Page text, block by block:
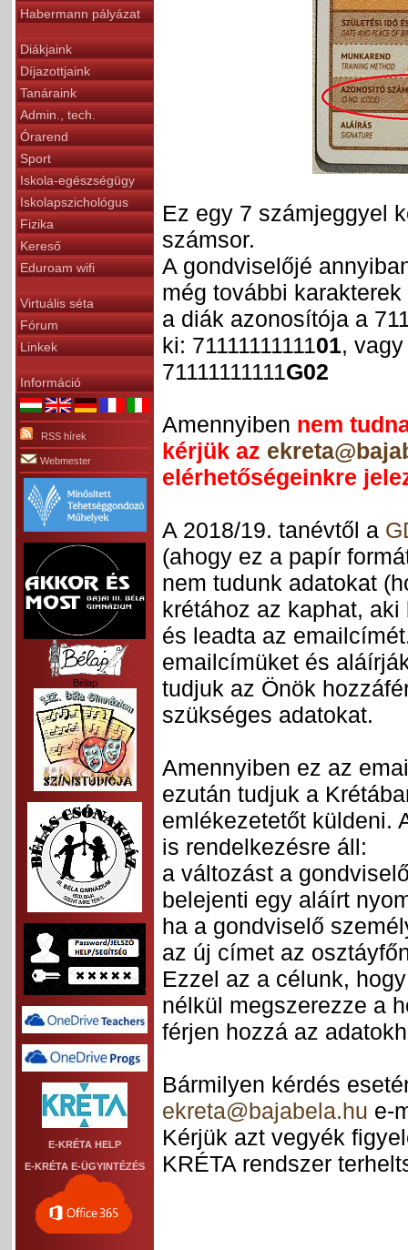
Habermann pályázat
Diákjaink
Díjazottjaink
Tanáraink
Admin., tech.
Órarend
Sport
Iskola-egészségügy
Iskolapszichológus
Fizika
Kereső
Eduroam wifi
Virtuális séta
Fórum
Linkek
Információ
RSS hírek
Webmester
Bélap
E-KRÉTA HELP
E-KRÉTA E-ÜGYINTÉZÉS
Ez egy 7 számjeggyel
számsor.
A gondviselőjé
még további
a diák azonosítója a
ki: 7111111111101, vagy
71111111111G02
Amennyiben nem
kérjük az
elérhetőségeinkre
A 2018/19. tanévtől a
(ahogy ez a papír
nem tudunk adatokat
krétához az kaphat,
és leadta az
emailcímüket és
tudjuk az Önök
szükséges adatokat.
Amennyiben ez az
ezután tudjuk a
emlékezetetőt küldeni.
is rendelkezésre áll:
a változást a
belejenti egy aláírt
ha a gondviselő
az új címet az
Ezzel az a célunk,
nélkül megszerezze a
férjen hozzá az
Bármilyen kérdés
ekreta@bajabela.hu e-
Kérjük azt vegyék
KRÉTA rendszer